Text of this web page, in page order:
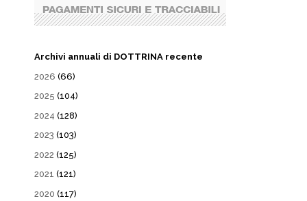
Archivi annuali di DOTTRINA recente
2026 (66)
2025 (104)
2024 (128)
2023 (103)
2022 (125)
2021 (121)
2020 (117)